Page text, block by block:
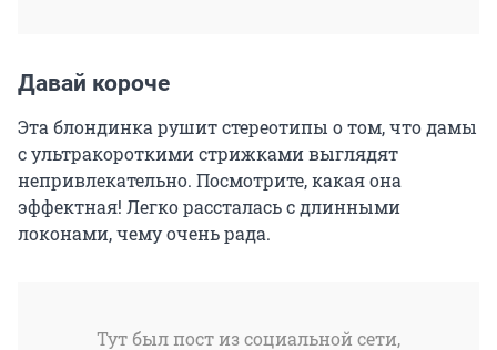
Давай короче
Эта блондинка рушит стереотипы о том, что дамы
с ультракороткими стрижками выглядят
непривлекательно. Посмотрите, какая она
эффектная! Легко рассталась с длинными
локонами, чему очень рада.
Тут был пост из социальной сети,